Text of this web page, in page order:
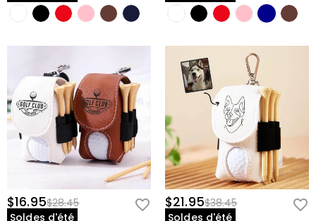
$16.95$28.45
Soldes d'été
$21.95$38.45
Soldes d'été